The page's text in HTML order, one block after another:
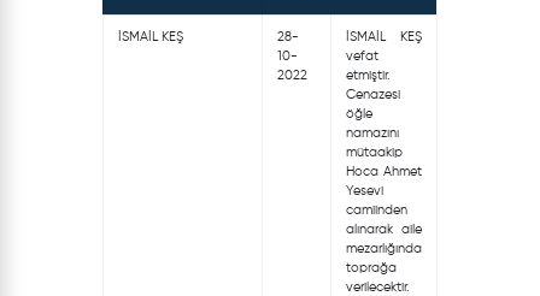
İSMAİL KEŞ
28-
10-
2022
İSMAİL KEŞ
vefat
etmiştir.
Cenazesi
öğle
namazını
mütaakip
Hoca Ahmet
Yesevi
camiinden
alınarak aile
mezarlığında
toprağa
verilecektir.